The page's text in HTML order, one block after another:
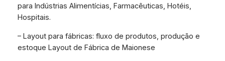
para Indústrias Alimentícias, Farmacêuticas, Hotéis,
Hospitais.
– Layout para fábricas: fluxo de produtos, produção e
estoque Layout de Fábrica de Maionese